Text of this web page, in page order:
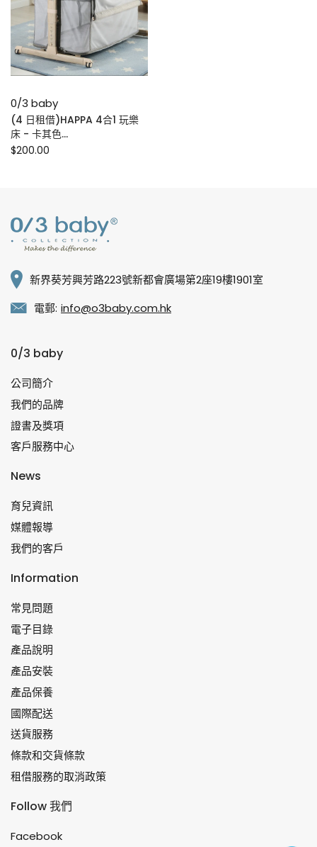
0/3 baby
(4 日租借)HAPPA 4合1 玩樂
床 - 卡其色...
$200.00
新界葵芳興芳路223號新都會廣場第2座19樓1901室
電郵: info@o3baby.com.hk
0/3 baby
公司簡介
我們的品牌
證書及獎項
客戶服務中心
News
育兒資訊
媒體報導
我們的客戶
Information
常見問題
電子目錄
產品說明
產品安裝
產品保養
國際配送
送貨服務
條款和交貨條款
租借服務的取消政策
Follow 我們
Facebook